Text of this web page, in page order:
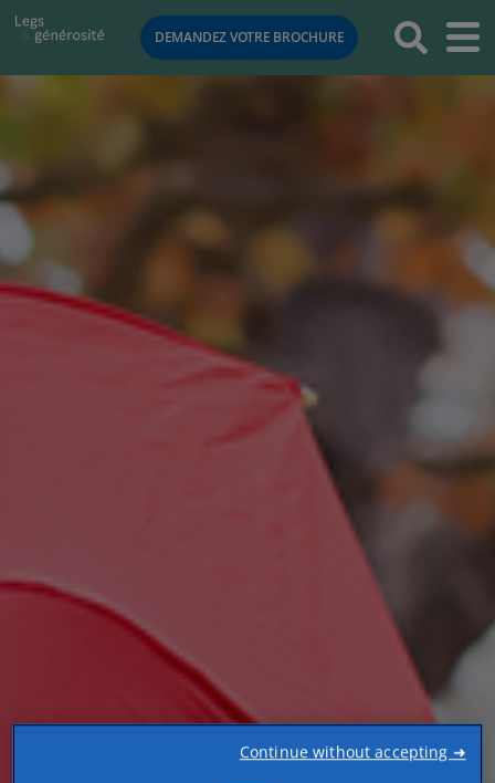
DEMANDEZ VOTRE BROCHURE
RETOUR
Continue without accepting ➜